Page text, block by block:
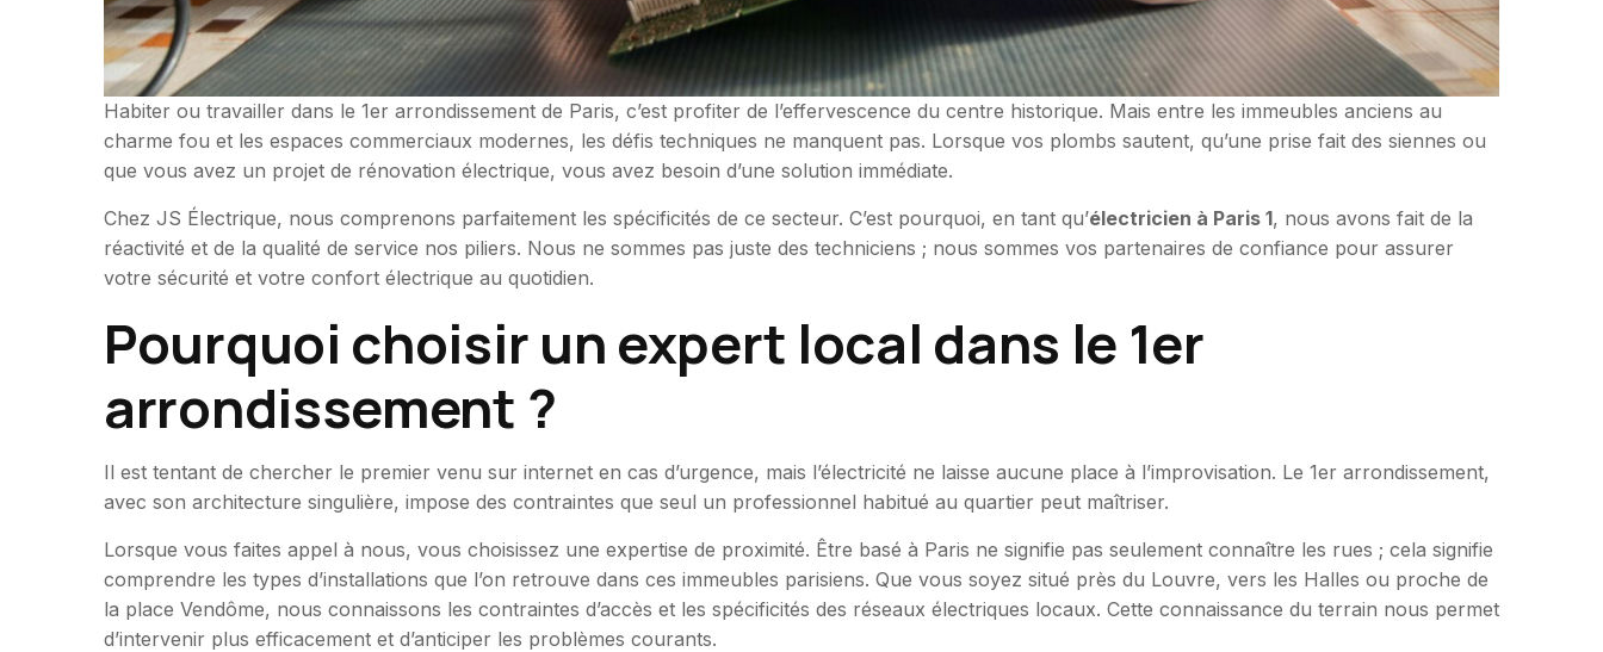
Habiter ou travailler dans le 1er arrondissement de Paris, c’est profiter de l’effervescence du centre historique. Mais entre les immeubles anciens au
charme fou et les espaces commerciaux modernes, les défis techniques ne manquent pas. Lorsque vos plombs sautent, qu’une prise fait des siennes ou
que vous avez un projet de rénovation électrique, vous avez besoin d’une solution immédiate.
Chez JS Électrique, nous comprenons parfaitement les spécificités de ce secteur. C’est pourquoi, en tant qu’électricien à Paris 1, nous avons fait de la
réactivité et de la qualité de service nos piliers. Nous ne sommes pas juste des techniciens ; nous sommes vos partenaires de confiance pour assurer
votre sécurité et votre confort électrique au quotidien.
Pourquoi choisir un expert local dans le 1er
arrondissement ?
Il est tentant de chercher le premier venu sur internet en cas d’urgence, mais l’électricité ne laisse aucune place à l’improvisation. Le 1er arrondissement,
avec son architecture singulière, impose des contraintes que seul un professionnel habitué au quartier peut maîtriser.
Lorsque vous faites appel à nous, vous choisissez une expertise de proximité. Être basé à Paris ne signifie pas seulement connaître les rues ; cela signifie
comprendre les types d’installations que l’on retrouve dans ces immeubles parisiens. Que vous soyez situé près du Louvre, vers les Halles ou proche de
la place Vendôme, nous connaissons les contraintes d’accès et les spécificités des réseaux électriques locaux. Cette connaissance du terrain nous permet
d’intervenir plus efficacement et d’anticiper les problèmes courants.